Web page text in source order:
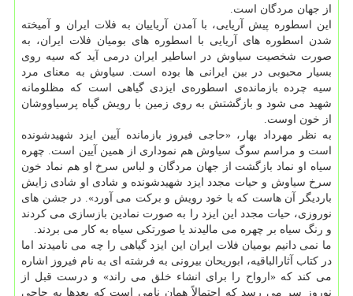
از جهان مردگان است.
این اسطوره پیش آریایی، با آمدن آریاییان به فلات ایران و آمیخته
شدن اسطوره های آریایی با اسطوره های بومیان فلات ایران، به
صورت شخصیت سیاوش در اساطیر ایران درمی آید که سیه روی
بسیار محبوبی در بین ایرانی ها بوده است. سیاوش به معنای مرد
سیه چرده بازمانده‌ی اسطوره‌ی ایزدی گیاهی است که مظلومانه
شهید می شود و بازگشتش به روی زمین با رویش گیاه پرسیاووشان
از خون اوست.
به نظر مهرداد بهار، «حاجی فیروز بازمانده آیین ایزد شهیدشونده
است و مراسم سوگ سیاوش هم نموداری از همین آیین است. چهره
سیاه او نماد بازگشت از جهان مردگان و لباس سرخ او هم نماد خون
سرخ سیاوش و حیات مجدد ایزد شهیدشونده و شادی او شادی زایش
باردیگر آن هاست که با خود رویش و برکت می آورد». در جشن های
نوروزی، حیات مجدد این ایزد را به صورت نمادین بازسازی می کردند
و رنگ سیاه بر چهره می مالیدند یا صورتکی سیاه به کار می بردند.
ما نمی دانیم بومیان فلات ایران این ایزد گیاهی را چه می نامیدند اما
در کتاب آثارالباقیه، ابوریحان بیرونی به فرشته ای به نام فیروز اشاره
می کند که «ارواح را برای انشاء خلق می راند» و درست قبل از
نوروز سر می رسد که احتمالاً همان نامی است که بعدها به حاجی